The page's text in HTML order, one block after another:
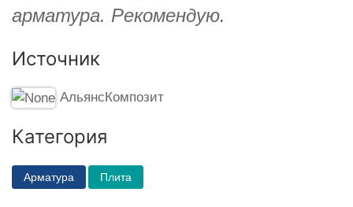
арматура. Рекомендую.
Источник
АльянсКомпозит
Категория
Арматура Плита